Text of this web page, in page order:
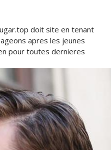
doit site en tenant
apres les jeunes
pour toutes dernieres